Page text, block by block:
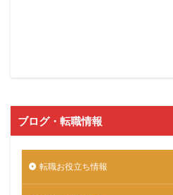
ブログ・転職情報
転職お役立ち情報